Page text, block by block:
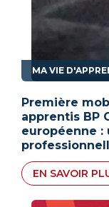
MA VIE
Première
apprentis BP
européenne :
EN SAVOIR